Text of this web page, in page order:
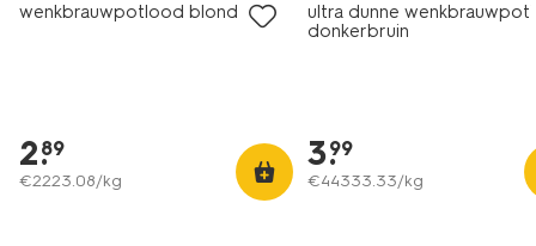
wenkbrauwpotlood blond
2.
89
€2223.08/kg
ultra dunne
donkerbruin
3.
99
€44333.33/kg